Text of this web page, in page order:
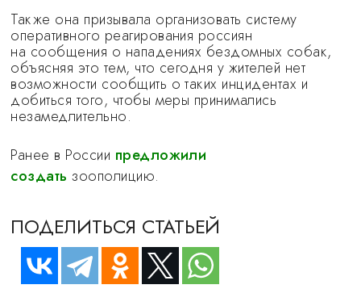
Также она призывала организовать систему
оперативного реагирования россиян
на сообщения о нападениях бездомных собак,
объясняя это тем, что сегодня у жителей нет
возможности сообщить о таких инцидентах и
добиться того, чтобы меры принимались
незамедлительно.
Ранее в России предложили
создать зоополицию.
ПОДЕЛИТЬСЯ СТАТЬЕЙ